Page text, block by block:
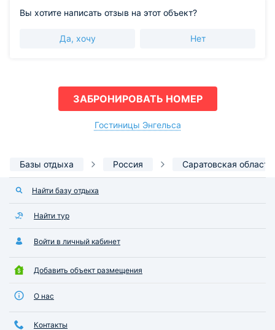
Вы хотите написать отзыв на этот объект?
Да, хочу Нет
ЗАБРОНИРОВАТЬ НОМЕР
Гостиницы Энгельса
Базы отдыха Россия Саратовская область
Найти базу отдыха
Найти тур
Войти в личный кабинет
Добавить объект размещения
О нас
Контакты